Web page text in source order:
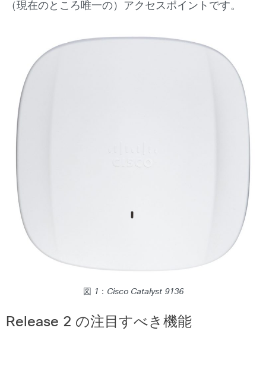
（現在のところ唯一の）アクセスポイントです。
図 1：Cisco Catalyst 9136
Release 2 の注目すべき機能